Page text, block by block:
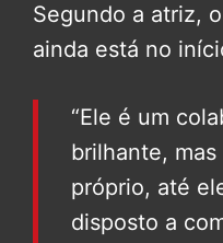
Segundo a atriz,
ainda está no
“Ele é um
brilhante,
próprio, até
disposto a